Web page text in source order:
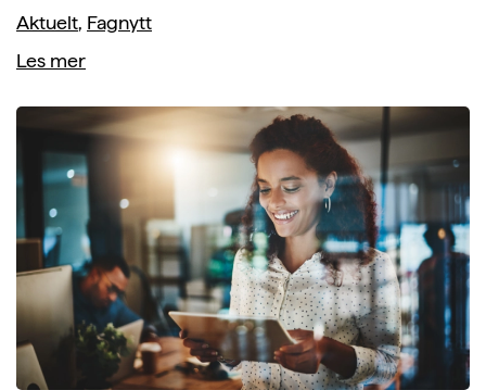
Aktuelt, Fagnytt
Les mer